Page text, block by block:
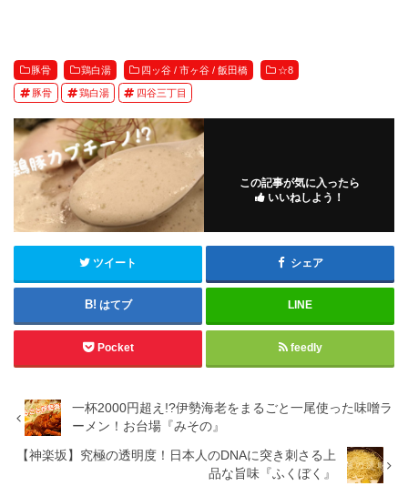
豚骨 鶏白湯 四ッ谷 / 市ヶ谷 / 飯田橋 ☆8
豚骨 鶏白湯 四谷三丁目
この記事が気に入ったら
いいねしよう！
ツイート シェア
はてブ LINE
Pocket feedly
一杯2000円超え!?伊勢海老をまるごと一尾使った味噌ラ
ーメン！お台場『みその』
【神楽坂】究極の透明度！日本人のDNAに突き刺さる上
品な旨味『ふくぼく』